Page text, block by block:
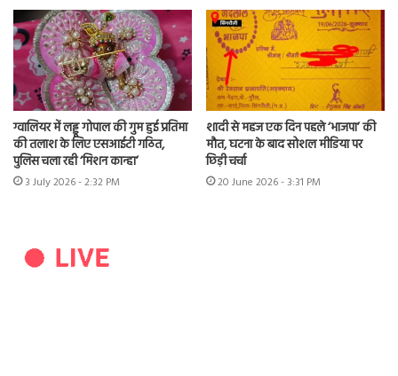
ग्वालियर में लड्डू गोपाल की गुम हुई प्रतिमा
की तलाश के लिए एसआईटी गठित,
पुलिस चला रही ‘मिशन कान्हा’
3 July 2026 - 2:32 PM
शादी से महज एक दिन पहले ‘भाजपा’ की
मौत, घटना के बाद सोशल मीडिया पर
छिड़ी चर्चा
20 June 2026 - 3:31 PM